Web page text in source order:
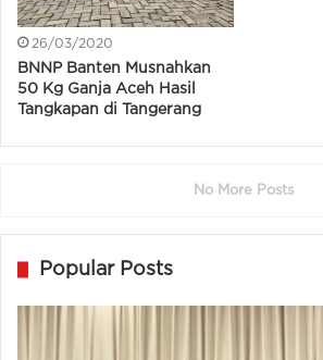
26/03/2020
BNNP Banten Musnahkan
50 Kg Ganja Aceh Hasil
Tangkapan di Tangerang
No More Posts
Popular Posts